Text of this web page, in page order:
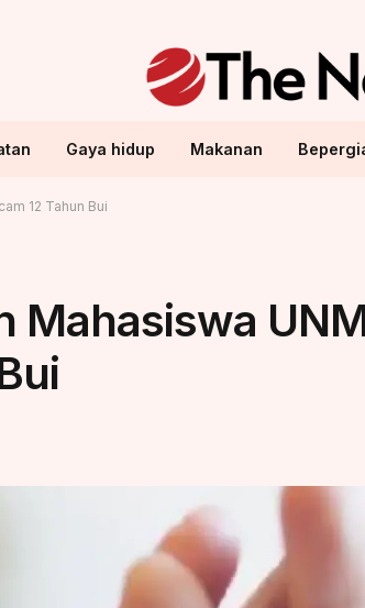
Gaya hidup Makanan
12 Tahun Bui
Mahasiswa